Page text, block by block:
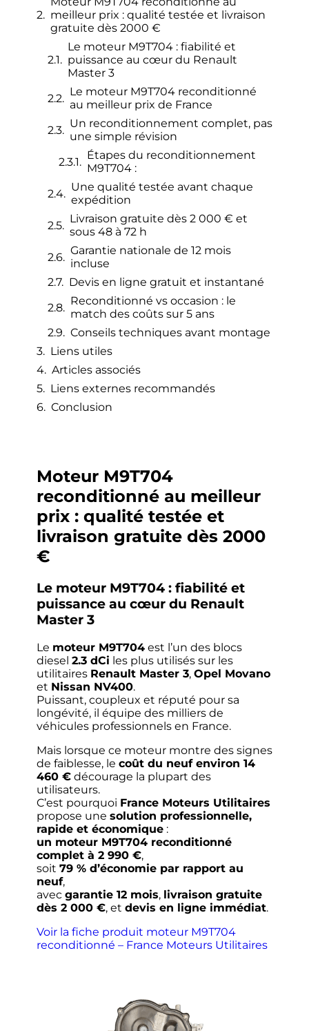
meilleur prix : qualité testée et livraison
gratuite dès 2000 €
Le moteur M9T704 : fiabilité et
puissance au cœur du Renault
Master 3
Le moteur M9T704 reconditionné
au meilleur prix de France
Un reconditionnement complet, pas
une simple révision
Étapes du reconditionnement
M9T704 :
Une qualité testée avant chaque
expédition
Livraison gratuite dès 2 000 € et
sous 48 à 72 h
Garantie nationale de 12 mois
incluse
Devis en ligne gratuit et instantané
Reconditionné vs occasion : le
match des coûts sur 5 ans
Conseils techniques avant montage
Liens utiles
Articles associés
Liens externes recommandés
Conclusion
Moteur M9T704
reconditionné au meilleur
prix : qualité testée et
livraison gratuite dès 2000
€
Le moteur M9T704 : fiabilité et
puissance au cœur du Renault
Master 3
Le moteur M9T704 est l’un des blocs
diesel 2.3 dCi les plus utilisés sur les
utilitaires Renault Master 3, Opel Movano
et Nissan NV400.
Puissant, coupleux et réputé pour sa
longévité, il équipe des milliers de
véhicules professionnels en France.
Mais lorsque ce moteur montre des signes
de faiblesse, le coût du neuf environ 14
460 € décourage la plupart des
utilisateurs.
C’est pourquoi France Moteurs Utilitaires
propose une solution professionnelle,
rapide et économique :
un moteur M9T704 reconditionné
complet à 2 990 €,
soit 79 % d’économie par rapport au
neuf,
avec garantie 12 mois, livraison gratuite
dès 2 000 €, et devis en ligne immédiat.
Voir la fiche produit moteur M9T704
reconditionné – France Moteurs Utilitaires